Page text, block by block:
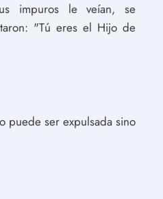
impuros le veían, se
"Tú eres el Hijo de
puede ser expulsada sino